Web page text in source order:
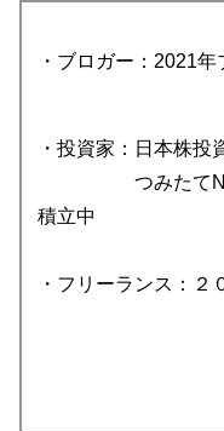
・ブロガー：2021年
・投資家：日本株投
つみたてNISA
積立中
・フリーランス：